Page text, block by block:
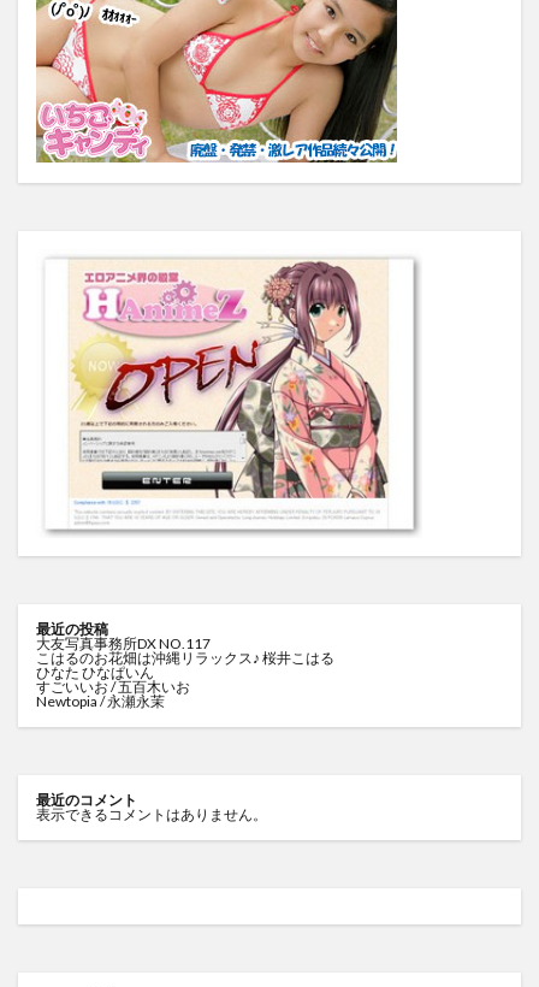
最近の投稿
大友写真事務所DX NO.117
こはるのお花畑は沖縄リラックス♪ 桜井こはる
ひなた ひなぱいん
すごいいお / 五百木いお
Newtopia / 永瀬永茉
最近のコメント
表示できるコメントはありません。